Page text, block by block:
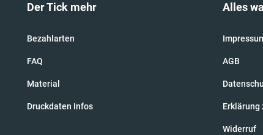
Der Tick mehr
Bezahlarten
FAQ
Material
Druckdaten Infos
Alles
AGB
Widerruf